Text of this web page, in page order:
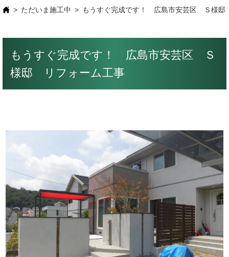
ただいま施工中 もうすぐ完成です！ 広島市安芸区 Ｓ様邸
もうすぐ完成です！ 広島市安芸区 Ｓ
様邸 リフォーム工事